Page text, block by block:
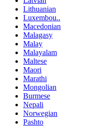
Lithuanian
Luxembou..
Macedonian
Malagasy
Malay
Malayalam
Maltese
Maori
Marathi
Mongolian
Burmese
Nepali
Norwegian
Pashto